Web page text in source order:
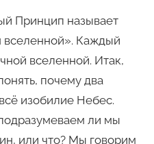
Принцип называет
вселенной». Каждый
вселенной. Итак,
почему два
изобилие Небес.
ли мы
или что? Мы говорим